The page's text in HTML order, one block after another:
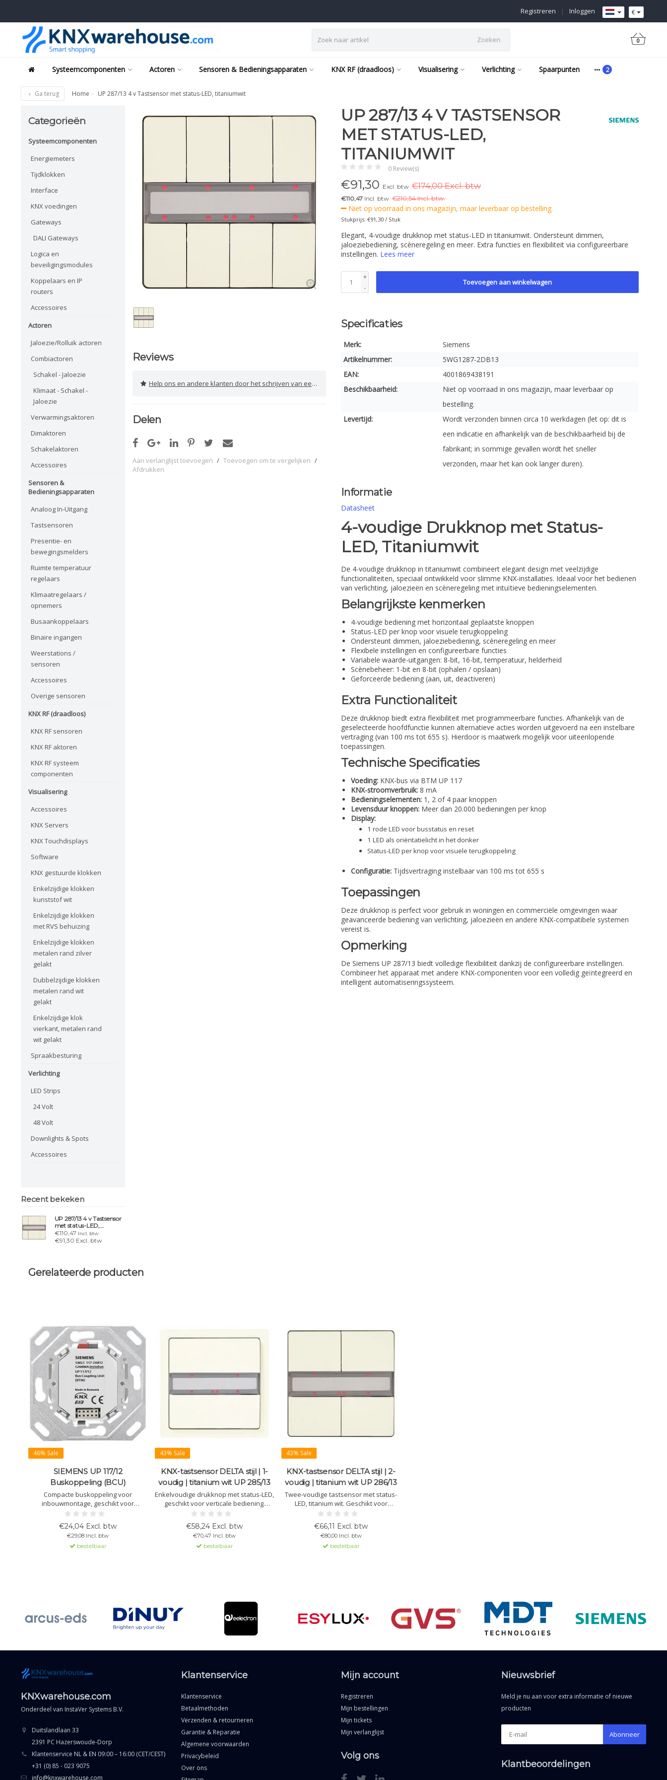
€
Inloggen
|
Registreren
Zoeken 0
Systeemcomponenten Actoren Sensoren & Bedieningsapparaten KNX RF (draadloos) Visualisering Verlichting Spaarpunten
Ga terug Home UP 287/13 4 v Tastsensor met status-LED, titaniumwit
Categorieën
Systeemcomponenten
Energiemeters
Tijdklokken
Interface
KNX voedingen
Gateways
DALI Gateways
Logica en
beveiligingsmodules
Koppelaars en IP
routers
Accessoires
Actoren
Jaloezie/Rolluik actoren
Combiactoren
Schakel - Jaloezie
Klimaat - Schakel -
Jaloezie
Verwarmingsaktoren
Dimaktoren
Schakelaktoren
Accessoires
Sensoren &
Bedieningsapparaten
Analoog In-Uitgang
Tastsensoren
Presentie- en
bewegingsmelders
Ruimte temperatuur
regelaars
Klimaatregelaars /
opnemers
Busaankoppelaars
Binaire ingangen
Weerstations /
sensoren
Accessoires
Overige sensoren
KNX RF (draadloos)
KNX RF sensoren
KNX RF aktoren
KNX RF systeem
componenten
Visualisering
Accessoires
KNX Servers
KNX Touchdisplays
Software
KNX gestuurde klokken
Enkelzijdige klokken
kunststof wit
Enkelzijdige klokken
met RVS behuizing
Enkelzijdige klokken
metalen rand zilver
gelakt
Dubbelzijdige klokken
metalen rand wit
gelakt
Enkelzijdige klok
vierkant, metalen rand
wit gelakt
Spraakbesturing
Verlichting
LED Strips
24 Volt
48 Volt
Downlights & Spots
Accessoires
Recent bekeken
UP 287/13 4 v Tastsensor
met status-LED,
titaniumwit
€110,47 Incl. btw
€91,30 Excl. btw
Reviews
Help ons en andere klanten door het schrijven van een review
Delen
Aan verlanglijst toevoegen / Toevoegen om te vergelijken /
Afdrukken
UP 287/13 4 V TASTSENSOR
MET STATUS-LED,
TITANIUMWIT
0 Review(s)
€91,30 Excl. btw €174,00 Excl. btw
€110,47 Incl. btw €210,54 Incl. btw.
Niet op voorraad in ons magazijn, maar leverbaar op bestelling.
Stukprijs: €91,30 / Stuk
Elegant, 4-voudige drukknop met status-LED in titaniumwit. Ondersteunt dimmen,
jaloeziebediening, scèneregeling en meer. Extra functies en flexibiliteit via configureerbare
instellingen. Lees meer
+
-
Toevoegen aan winkelwagen
Specificaties
Merk:
Siemens
Artikelnummer:
5WG1287-2DB13
EAN:
4001869438191
Beschikbaarheid:
Niet op voorraad in ons magazijn, maar leverbaar op
bestelling.
Levertijd:
Wordt verzonden binnen circa 10 werkdagen (let op: dit is
een indicatie en afhankelijk van de beschikbaarheid bij de
fabrikant; in sommige gevallen wordt het sneller
verzonden, maar het kan ook langer duren).
Informatie
Datasheet
4-voudige Drukknop met Status-
LED, Titaniumwit
De 4-voudige drukknop in titaniumwit combineert elegant design met veelzijdige
functionaliteiten, speciaal ontwikkeld voor slimme KNX-installaties. Ideaal voor het bedienen
van verlichting, jaloezieën en scèneregeling met intuïtieve bedieningselementen.
Belangrijkste kenmerken
4-voudige bediening met horizontaal geplaatste knoppen
Status-LED per knop voor visuele terugkoppeling
Ondersteunt dimmen, jaloeziebediening, scèneregeling en meer
Flexibele instellingen en configureerbare functies
Variabele waarde-uitgangen: 8-bit, 16-bit, temperatuur, helderheid
Scènebeheer: 1-bit en 8-bit (ophalen / opslaan)
Geforceerde bediening (aan, uit, deactiveren)
Extra Functionaliteit
Deze drukknop biedt extra flexibiliteit met programmeerbare functies. Afhankelijk van de
geselecteerde hoofdfunctie kunnen alternatieve acties worden uitgevoerd na een instelbare
vertraging (van 100 ms tot 655 s). Hierdoor is maatwerk mogelijk voor uiteenlopende
toepassingen.
Technische Specificaties
Voeding: KNX-bus via BTM UP 117
KNX-stroomverbruik: 8 mA
Bedieningselementen: 1, 2 of 4 paar knoppen
Levensduur knoppen: Meer dan 20.000 bedieningen per knop
Display:
1 rode LED voor busstatus en reset
1 LED als oriëntatielicht in het donker
Status-LED per knop voor visuele terugkoppeling
Configuratie: Tijdsvertraging instelbaar van 100 ms tot 655 s
Toepassingen
Deze drukknop is perfect voor gebruik in woningen en commerciële omgevingen waar
geavanceerde bediening van verlichting, jaloezieën en andere KNX-compatibele systemen
vereist is.
Opmerking
De Siemens UP 287/13 biedt volledige flexibiliteit dankzij de configureerbare instellingen.
Combineer het apparaat met andere KNX-componenten voor een volledig geïntegreerd en
intelligent automatiseringssysteem.
Gerelateerde producten
46% Sale
SIEMENS UP 117/12
Buskoppeling (BCU)
Compacte buskoppeling voor
inbouwmontage, geschikt voor
modulair busapparaatverbinding.
Voorzien van een 10-polige BTI-socket.
Diepte: 18 mm.
€24,04 Excl. btw
€29,08 Incl. btw
bestelbaar
43% Sale
KNX-tastsensor DELTA stijl | 1-
voudig | titanium wit UP 285/13
Enkelvoudige drukknop met status-LED,
geschikt voor verticale bediening.
Functies per knop instelbaar, inclusief
oriëntatieverlichting. Buskoppeling
vereist (BTM).
€58,24 Excl. btw
€70,47 Incl. btw
bestelbaar
43% Sale
KNX-tastsensor DELTA stijl | 2-
voudig | titanium wit UP 286/13
Twee-voudige tastsensor met status-
LED, titanium wit. Geschikt voor
verticale bediening met per sensor
instelbare functies en een LED voor
oriëntatie in het donker.
€66,11 Excl. btw
€80,00 Incl. btw
bestelbaar
KNXwarehouse.com
Onderdeel van InstaVer Systems B.V.
Duitslandlaan 33
2391 PC Hazerswoude-Dorp
Klantenservice NL & EN 09:00 – 16:00 (CET/CEST)
+31 (0) 85 - 023 9075
info@knxwarehouse.com
Klantenservice
Klantenservice
Betaalmethoden
Verzenden & retourneren
Garantie & Reparatie
Algemene voorwaarden
Privacybeleid
Over ons
Mijn account
Registreren
Mijn bestellingen
Mijn tickets
Mijn verlanglijst
Volg ons
Nieuwsbrief
Meld je nu aan voor extra informatie of nieuwe
producten
Abonneer
Klantbeoordelingen